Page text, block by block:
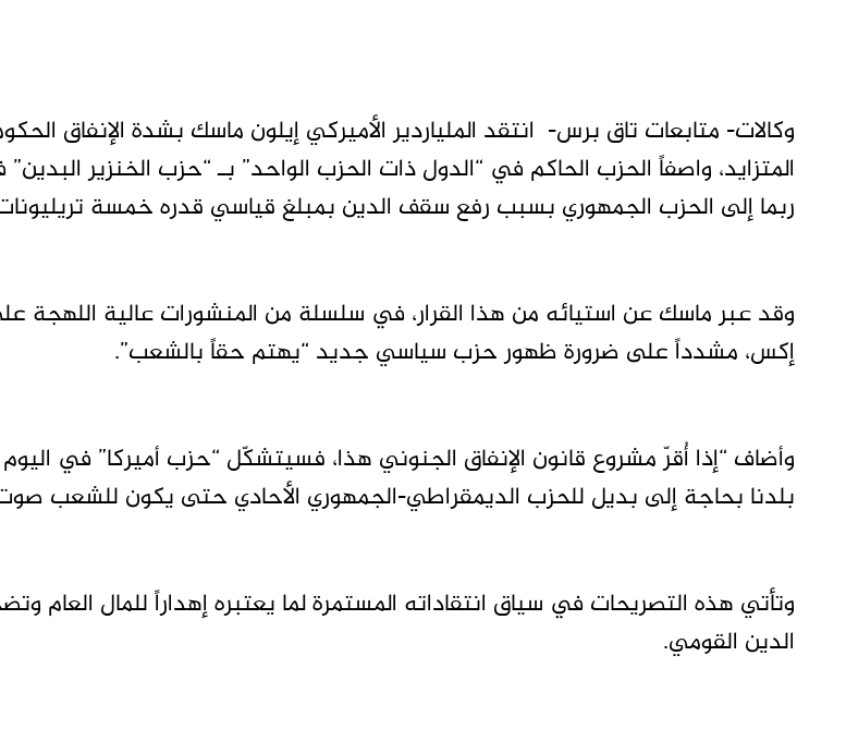
وكالات- متابعات تاق برس- انتقد الملياردير الأميركي إيلون ماسك بشدة الإنفاق
المتزايد، واصفاً الحزب الحاكم في “الدول ذات الحزب الواحد” بـ “حزب الخنزير
ربما إلى الحزب الجمهوري بسبب رفع سقف الدين بمبلغ قياسي قدره خمسة تريليونات
وقد عبر ماسك عن استيائه من هذا القرار، في سلسلة من المنشورات عالية اللهجة
إكس، مشدداً على ضرورة ظهور حزب سياسي جديد “يهتم حقاً بالشعب”.
وأضاف “إذا أُقرّ مشروع قانون الإنفاق الجنوني هذا، فسيتشكّل “حزب أميركا” في اليوم
بلدنا بحاجة إلى بديل للحزب الديمقراطي-الجمهوري الأحادي حتى يكون للشعب
وتأتي هذه التصريحات في سياق انتقاداته المستمرة لما يعتبره إهداراً للمال العام
الدين القومي.